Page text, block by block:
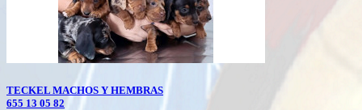
TECKEL MACHOS Y HEMBRAS
655 13 05 82